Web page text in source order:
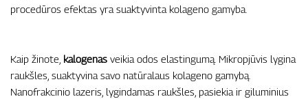
procedūros efektas yra suaktyvinta kolageno gamyba.
Kaip žinote, kalogenas veikia odos elastingumą. Mikropjūvis lygina
raukšles, suaktyvina savo natūralaus kolageno gamybą.
Nanofrakcinio lazeris, lygindamas raukšles, pasiekia ir giluminius